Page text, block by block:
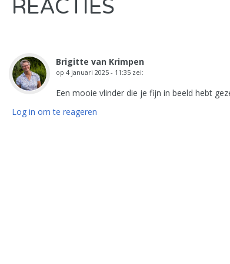
REACTIES
Brigitte van Krimpen
op 4 januari 2025 - 11:35 zei:
Een mooie vlinder die je fijn in beeld hebt
Log in om te reageren